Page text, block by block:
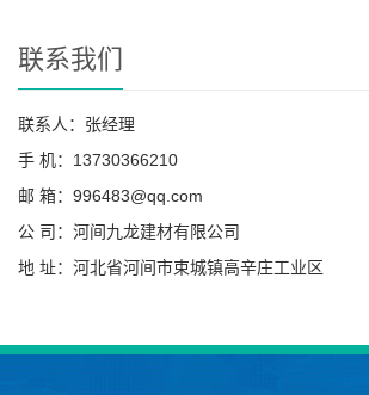
联系我们
联系人：张经理
手 机：13730366210
邮 箱：996483@qq.com
公 司：河间九龙建材有限公司
地 址：河北省河间市束城镇高辛庄工业区